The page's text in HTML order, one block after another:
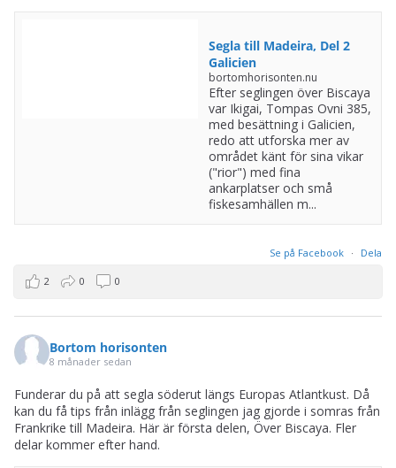
Segla till Madeira, Del 2
Galicien
bortomhorisonten.nu
Efter seglingen över Biscaya
var Ikigai, Tompas Ovni 385,
med besättning i Galicien,
redo att utforska mer av
området känt för sina vikar
("rior") med fina
ankarplatser och små
fiskesamhällen m...
Se på Facebook · Dela
2 0 0
Bortom horisonten
8 månader sedan
Funderar du på att segla söderut längs Europas Atlantkust. Då
kan du få tips från inlägg från seglingen jag gjorde i somras från
Frankrike till Madeira. Här är första delen, Över Biscaya. Fler
delar kommer efter hand.